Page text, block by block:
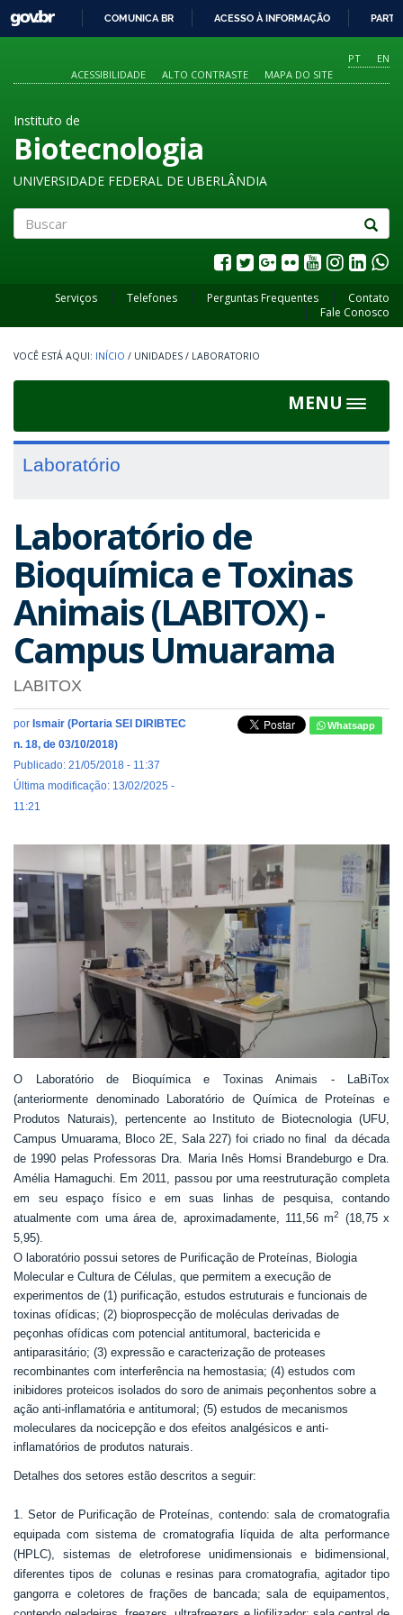
O
CONTEÚDO
GOVBR
COMUNICA BR ACESSO À INFORMAÇÃO
PT
EN
ACESSIBILIDADE
ALTO CONTRASTE MAPA DO SITE
Instituto de
Biotecnologia
UNIVERSIDADE FEDERAL DE UBERLÂNDIA
Serviços Telefones Perguntas Frequentes
Contato
Fale Conosco
INÍCIO / UNIDADES / LABORATORIO
MENU
Toggle
Laboratório
Laboratório de
Bioquímica e Toxinas
Animais (LABITOX) -
Campus Umuarama
LABITOX
por Ismair (Portaria SEI DIRIBTEC
n. 18, de 03/10/2018)
Publicado: 21/05/2018 - 11:37
Última modificação: 13/02/2025 -
11:21
Whatsapp
O Laboratório de Bioquímica e Toxinas Animais - LaBiTox
(anteriormente denominado Laboratório de Química de Proteínas e
Produtos Naturais), pertencente ao Instituto de Biotecnologia (UFU,
Campus Umuarama, Bloco 2E, Sala 227) foi criado no final da década
de 1990 pelas Professoras Dra. Maria Inês Homsi Brandeburgo e Dra.
Amélia Hamaguchi. Em 2011, passou por uma reestruturação completa
em seu espaço físico e em suas linhas de pesquisa, contando
atualmente com uma área de, aproximadamente, 111,56 m2
(18,75 x
5,95).
O laboratório possui setores de Purificação de Proteínas, Biologia
Molecular e Cultura de Células, que permitem a execução de
experimentos de (1) purificação, estudos estruturais e funcionais de
toxinas ofídicas; (2) bioprospecção de moléculas derivadas de
peçonhas ofídicas com potencial antitumoral, bactericida e
antiparasitário; (3) expressão e caracterização de proteases
recombinantes com interferência na hemostasia; (4) estudos com
inibidores proteicos isolados do soro de animais peçonhentos sobre a
ação anti-inflamatória e antitumoral; (5) estudos de mecanismos
moleculares da nocicepção e dos efeitos analgésicos e anti-
inflamatórios de produtos naturais.
Detalhes dos setores estão descritos a seguir:
1. Setor de Purificação de Proteínas, contendo: sala de cromatografia
equipada com sistema de cromatografia líquida de alta performance
(HPLC), sistemas de eletroforese unidimensionais e bidimensional,
diferentes tipos de colunas e resinas para cromatografia, agitador tipo
gangorra e coletores de frações de bancada; sala de equipamentos,